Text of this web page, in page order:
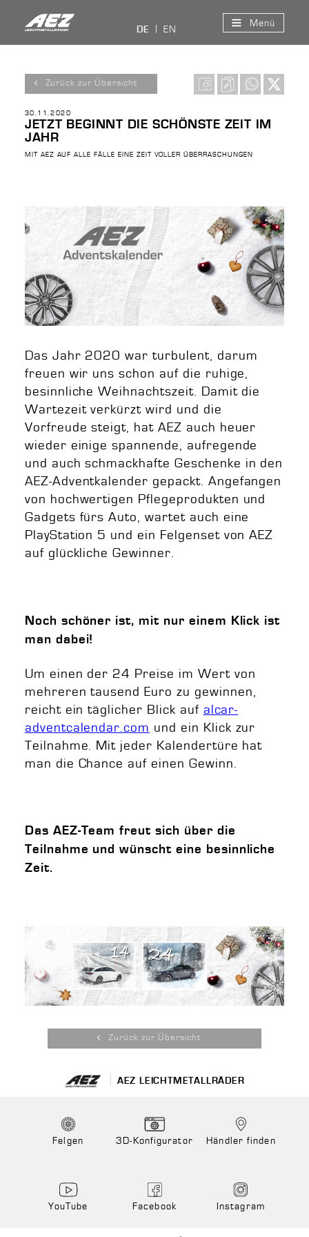
DE EN
Menü
Zurück zur Übersicht
30.11.2020
JETZT BEGINNT DIE SCHÖNSTE ZEIT IM
JAHR
MIT AEZ AUF ALLE FÄLLE EINE ZEIT VOLLER ÜBERRASCHUNGEN
Das Jahr 2020 war turbulent, darum
freuen wir uns schon auf die ruhige,
besinnliche Weihnachtszeit. Damit die
Wartezeit verkürzt wird und die
Vorfreude steigt, hat AEZ auch heuer
wieder einige spannende, aufregende
und auch schmackhafte Geschenke in den
AEZ-Adventkalender gepackt. Angefangen
von hochwertigen Pflegeprodukten und
Gadgets fürs Auto, wartet auch eine
PlayStation 5 und ein Felgenset von AEZ
auf glückliche Gewinner.
Noch schöner ist, mit nur einem Klick ist
man dabei!
Um einen der 24 Preise im Wert von
mehreren tausend Euro zu gewinnen,
reicht ein täglicher Blick auf alcar-
adventcalendar.com und ein Klick zur
Teilnahme. Mit jeder Kalendertüre hat
man die Chance auf einen Gewinn.
Das AEZ-Team freut sich über die
Teilnahme und wünscht eine besinnliche
Zeit.
Zurück zur Übersicht
AEZ LEICHTMETALLRÄDER
Felgen 3D-Konfigurator Händler finden
YouTube Facebook Instagram